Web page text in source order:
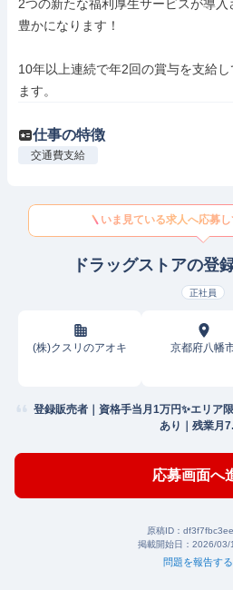
2つの新たな福利厚生サービスが導入
豊かになります！
10年以上連続で年2回の賞与を支給
ます。
仕事の特徴
交通費支給
いま見ている求人へ応募し
ドラッグストアの登
正社員
(株)クスリのアオキ 京都府八幡
登録販売者｜資格手当月1万円✨エリア
あり｜残業月
応募画面へ
原稿ID：
掲載開始日： 2026/03/
問題を報告する